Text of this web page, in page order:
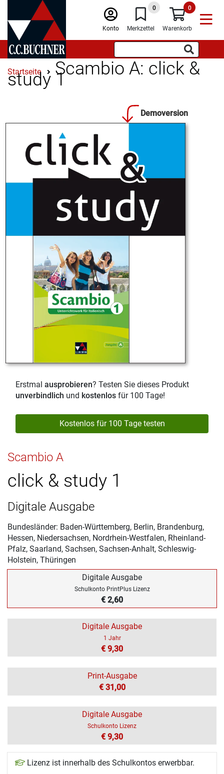
Konto
0
Merkzettel
0
Warenkorb
Startseite Scambio A: click &
study 1
Demoversion
Erstmal ausprobieren? Testen Sie dieses Produkt
unverbindlich und kostenlos für 100 Tage!
Kostenlos für 100 Tage testen
Scambio A
click & study 1
Digitale Ausgabe
Bundesländer: Baden-Württemberg, Berlin, Brandenburg,
Hessen, Niedersachsen, Nordrhein-Westfalen, Rheinland-
Pfalz, Saarland, Sachsen, Sachsen-Anhalt, Schleswig-
Holstein, Thüringen
Digitale Ausgabe
Schulkonto PrintPlus Lizenz
€ 2,60
Digitale Ausgabe
1 Jahr
€ 9,30
Print-Ausgabe
€ 31,00
Digitale Ausgabe
Schulkonto Lizenz
€ 9,30
Lizenz ist innerhalb des Schulkontos erwerbbar.